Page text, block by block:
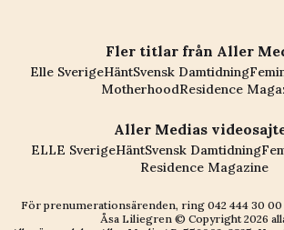
Fler titlar från Aller
Elle SverigeHäntSvensk Damtidning
MotherhoodResidence
Aller Medias
ELLE SverigeHäntSvensk Damtidning
Residence Magazine
För prenumerationsärenden, ring 042 444 30 00
Åsa Liliegren © Copyright2026